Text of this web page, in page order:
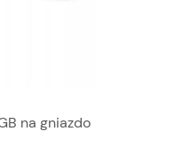
na gniazdo